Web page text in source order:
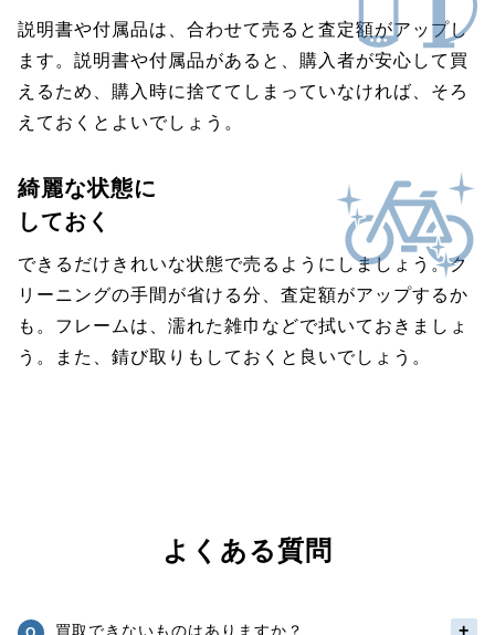
説明書や付属品は、合わせて売ると査定額がアップし
ます。説明書や付属品があると、購入者が安心して買
えるため、購入時に捨ててしまっていなければ、そろ
えておくとよいでしょう。
綺麗な状態に
しておく
できるだけきれいな状態で売るようにしましょう。ク
リーニングの手間が省ける分、査定額がアップするか
も。フレームは、濡れた雑巾などで拭いておきましょ
う。また、錆び取りもしておくと良いでしょう。
よくある質問
買取できないものはありますか？